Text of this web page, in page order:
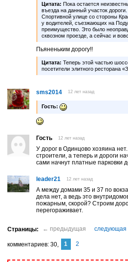
Цитата: Пока остается
въезда на данный участок
Спортивной улице со стороны
у водителей, съезжающих на
преимущество. Это было
сквозном проезде, а сейчас и
Пьяненьким дорогу!!
Цитата: Теперь этой частью
посетители элитного ресторана
sms2014 12 лет назад
Гость:
Гость 12 лет назад
У дорог в Одинцово хозяина
строители, а теперь и дороги
сами начнут платные парковки
leader21 12 лет назад
А между домами 35 и 37 по
дела нет, а ведь это
пожарным, скорой? Строим
перегораживает.
комментариев 30 1 2